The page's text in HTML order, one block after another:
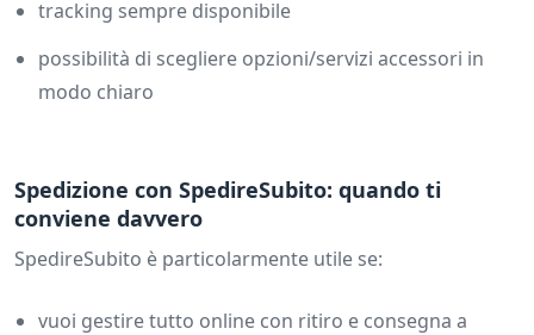
tracking sempre disponibile
possibilità di scegliere opzioni/servizi accessori in
modo chiaro
Spedizione con SpedireSubito: quando ti
conviene davvero
SpedireSubito è particolarmente utile se:
vuoi gestire tutto online con ritiro e consegna a